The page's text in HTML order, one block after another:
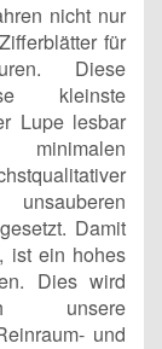
nicht nur
für
Diese
kleinste
Lupe lesbar
Damit
ist ein hohes
Dies wird
unsere
und